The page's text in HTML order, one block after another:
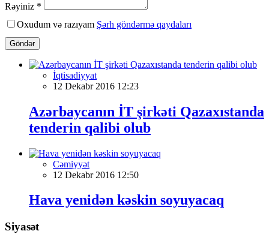
Rəyiniz *
Oxudum və razıyam Şərh göndərmə qaydaları
Göndər
İqtisadiyyat
12 Dekabr 2016 12:23
Azərbaycanın İT şirkəti Qazaxıstanda
tenderin qalibi olub
Cəmiyyət
12 Dekabr 2016 12:50
Hava yenidən kəskin soyuyacaq
Siyasət